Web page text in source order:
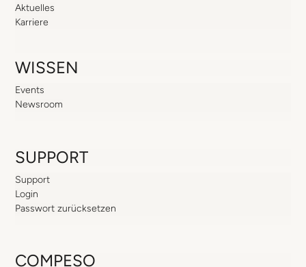
Aktuelles
Karriere
WISSEN
Events
Newsroom
SUPPORT
Support
Login
Passwort zurücksetzen
COMPESO